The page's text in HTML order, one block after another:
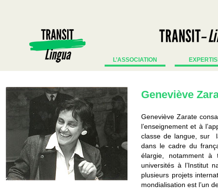
L’ASSOCIATION
Geneviève
Geneviève Zarate
l’enseignement et à
classe de langue, sur
dans le cadre du
élargie, notamment à
universités à l’Institut
plusieurs projets
mondialisation est l’un